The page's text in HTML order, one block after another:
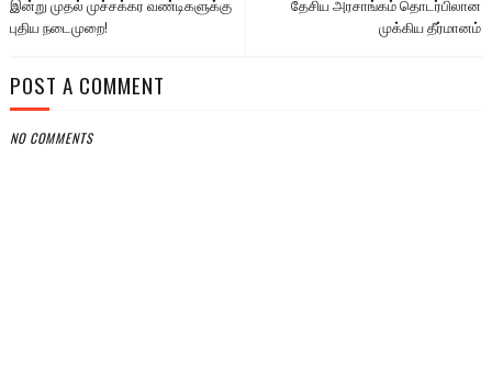
தேசிய அரசாங்கம் தொடர்பிலான
முக்கிய தீர்மானம்
இன்று முதல் முச்சக்கர வண்டிகளுக்கு
புதிய நடைமுறை!
POST A COMMENT
NO COMMENTS